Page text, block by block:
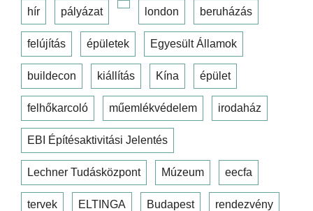
hír pályázat london beruházás
felújítás épületek Egyesült Államok
buildecon kiállítás Kína épület
felhőkarcoló műemlékvédelem irodaház
EBI Építésaktivitási Jelentés
Lechner Tudásközpont Múzeum eecfa
tervek ELTINGA Budapest rendezvény